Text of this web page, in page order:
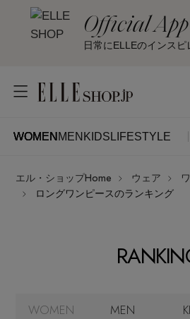
Official App
日常にELLEのインスピ
WOMEN MEN KIDS LIFESTYLE
WOMENMENKIDSLIFESTYLE
ITEMS
SEE RESULTS
エル・ショップHome ウェア
ロングワンピースのランキング
WOMEN MEN